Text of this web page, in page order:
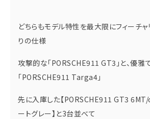
どちらもモデル特性を最大限にフィーチャ
りの仕様
攻撃的な「PORSCHE911 GT3」と、優雅
「PORSCHE911 Targa4」
先に入庫した【PORSCHE911 GT3
ートグレー】と3台並べて